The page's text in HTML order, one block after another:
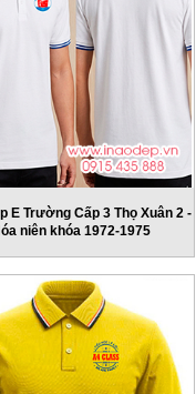
E Trường Cấp 3 Thọ Xuân 2 -
niên khóa 1972-1975